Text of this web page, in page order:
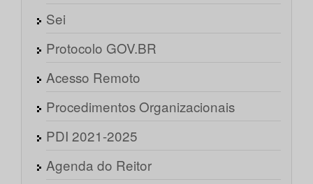
Sei
Protocolo GOV.BR
Acesso Remoto
Procedimentos Organizacionais
PDI 2021-2025
Agenda do Reitor